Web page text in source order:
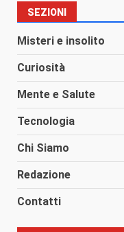
SEZIONI
Misteri e insolito
Curiosità
Mente e Salute
Tecnologia
Chi Siamo
Redazione
Contatti